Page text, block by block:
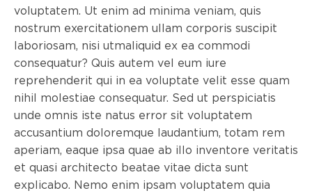
voluptatem. Ut enim ad minima veniam, quis
nostrum exercitationem ullam corporis suscipit
laboriosam, nisi utmaliquid ex ea commodi
consequatur? Quis autem vel eum iure
reprehenderit qui in ea voluptate velit esse quam
nihil molestiae consequatur. Sed ut perspiciatis
unde omnis iste natus error sit voluptatem
accusantium doloremque laudantium, totam rem
aperiam, eaque ipsa quae ab illo inventore veritatis
et quasi architecto beatae vitae dicta sunt
explicabo. Nemo enim ipsam voluptatem quia